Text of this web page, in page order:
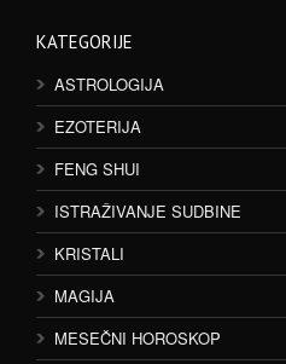
KATEGORIJE
ASTROLOGIJA
EZOTERIJA
FENG SHUI
ISTRAŽIVANJE SUDBINE
KRISTALI
MAGIJA
MESEČNI HOROSKOP